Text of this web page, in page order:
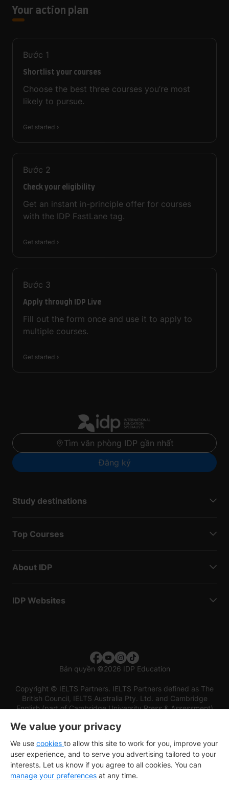
Your action plan
Bước 1
Shortlist your courses
Choose the best three courses you’re most
likely to pursue.
Get started
Bước 2
Check your eligibility
Get an instant in-principle offer for courses
with the IDP FastLane tag.
Get started
Bước 3
Apply through IDP Live
Fill out the form once and use it to apply to
multiple courses.
Get started
Tìm văn phòng IDP gần nhất
Đăng ký
Study destinations
Top Courses
About IDP
IDP Websites
Bản quyền ©2026 IDP Education
Copyright © IELTS Partners. IELTS Partners defined as The
British Council, IELTS Australia Pty. Ltd. and Cambridge
English (part of Cambridge University Press & Assessment)
Các nhà đầu tư
Điều khoản sử dụng
We value your privacy
We use cookies to allow this site to work for you, improve your
user experience, and to serve you advertising tailored to your
interests. Let us know if you agree to all cookies. You can
manage your preferences at any time.